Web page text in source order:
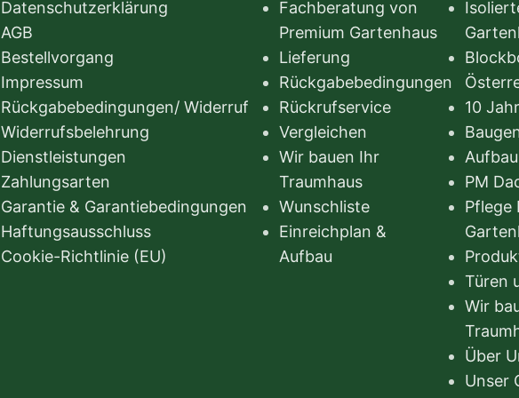
Datenschutzerklärung
AGB
Bestellvorgang
Impressum
Rückgabebedingungen/ Widerruf
Widerrufsbelehrung
Dienstleistungen
Zahlungsarten
Garantie & Garantiebedingungen
Haftungsausschluss
Cookie-Richtlinie (EU)
Fachberatung von
Premium Gartenhaus
Lieferung
Rückgabebedingungen
Rückrufservice
Vergleichen
Wir bauen Ihr
Traumhaus
Wunschliste
Einreichplan &
Aufbau
10
PM
Pflege
Türen
Wir
Über
Unser